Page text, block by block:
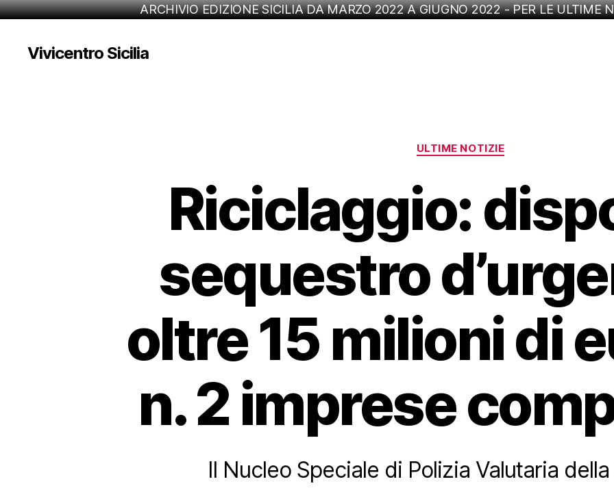
ARCHIVIO EDIZIONE SICILIA DA MARZO 2022 A GIUGNO 2022 - PER LE ULTIME
Vivicentro Sicilia
Categorie
ULTIME NOTIZIE
Riciclaggio:
sequestro
oltre 15 milioni di
n. 2 imprese
Il Nucleo Speciale di Polizia Valutaria